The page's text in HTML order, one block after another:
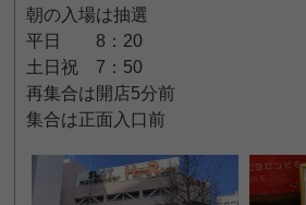
朝の入場は抽選
平日 8：20
土日祝 7：50
再集合は開店5分前
集合は正面入口前